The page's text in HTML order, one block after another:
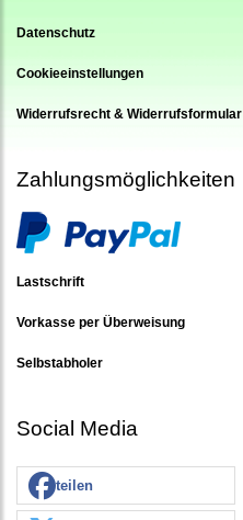
Datenschutz
Cookieeinstellungen
Widerrufsrecht & Widerrufsformular
Zahlungsmöglichkeiten
Lastschrift
Vorkasse per Überweisung
Selbstabholer
Social Media
teilen